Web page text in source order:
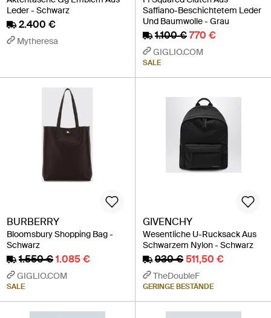
Leder - Schwarz
2.400 €
Mytheresa
Saffiano-Beschichtetem Leder
Und Baumwolle - Grau
1.100 €770 €
GIGLIO.COM
SALE
BURBERRY
Bloomsbury Shopping Bag -
Schwarz
1.550 €1.085 €
GIGLIO.COM
SALE
GIVENCHY
Wesentliche U-Rucksack Aus
Schwarzem Nylon - Schwarz
930 €511,50 €
TheDoubleF
GERINGE BESTÄNDE